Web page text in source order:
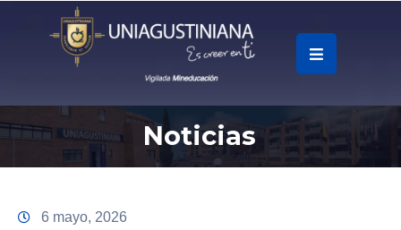
Accesos
Noticias
6 mayo, 2026